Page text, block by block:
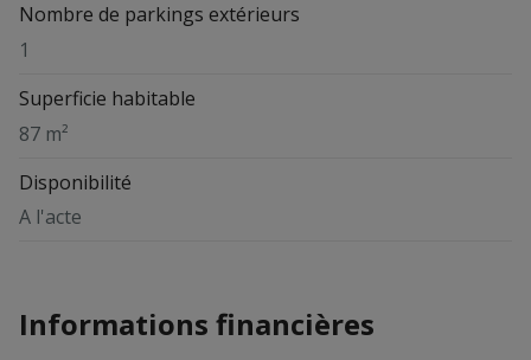
Nombre de parkings extérieurs
1
Superficie habitable
87 m²
Disponibilité
A l'acte
Informations financières